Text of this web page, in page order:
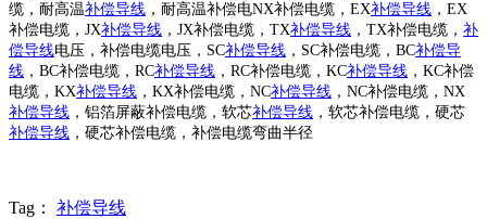
缆，耐高温补偿导线 ，耐高温补偿电NX补偿电缆， EX补偿导线 ， EX
补偿电缆， JX补偿导线 ， JX补偿电缆， TX补偿导线 ， TX补偿电缆， 补
偿导线电压，补偿电缆电压， SC补偿导线 ， SC补偿电缆， BC补偿导
线 ， BC补偿电缆， RC补偿导线 ， RC补偿电缆， KC补偿导线 ， KC补偿
电缆， KX补偿导线 ， KX补偿电缆， NC补偿导线 ， NC补偿电缆， NX
补偿导线 ，铝箔屏蔽补偿电缆，软芯补偿导线 ，软芯补偿电缆，硬芯
补偿导线 ，硬芯补偿电缆，补偿电缆弯曲半径
Tag： 补偿导线